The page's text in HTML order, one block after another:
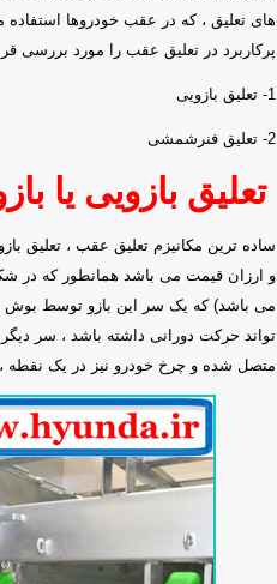
های تعلیق ، که در عقب خودروها
پرکاربرد در تعلیق عقب را مورد بررسی
1- تعلیق بازویی
2- تعلیق فنرشمشی
تعلیق بازویی یا
ساده ترین مکانیزم تعلیق عقب ، تعلیق
و ارزان قیمت می باشد همانطور که در
می باشد) که یک سر این بازو توسط
تواند حرکت دورانی داشته باشد ، سر
متصل شده و چرخ خودرو نیز در یک نقطه